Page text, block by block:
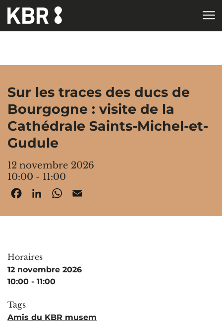
Aller au contenu
Sur les traces des ducs de
Bourgogne : visite de la
Cathédrale Saints-Michel-et-
Gudule
12 novembre 2026
10:00 - 11:00
FacebookLinkedInWhatsApp
Horaires
12 novembre 2026
10:00 - 11:00
Tags
Amis du KBR musem